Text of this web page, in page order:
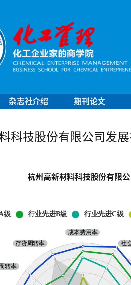
杂志社介绍 期刊论文
科技股份有限公司发
杭州高新材料科技股份有限